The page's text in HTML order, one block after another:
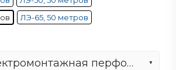
ЛЭ-65, 50 метров
Лента электромонтажная перфорированная ЛЭ-65, 25 метров